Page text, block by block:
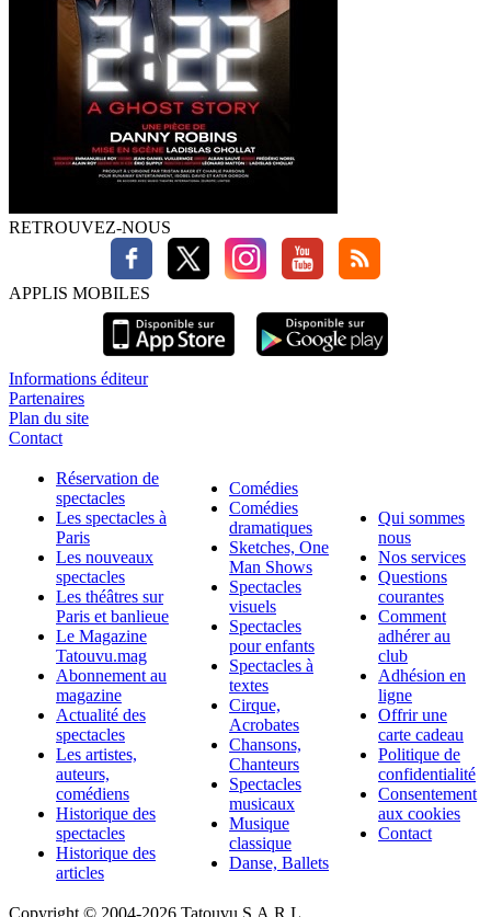
RETROUVEZ-NOUS
APPLIS MOBILES
Informations éditeur
Partenaires
Plan du site
Contact
Réservation de
spectacles
Les spectacles à
Paris
Les nouveaux
spectacles
Les théâtres sur
Paris et banlieue
Le Magazine
Tatouvu.mag
Abonnement au
magazine
Actualité des
spectacles
Les artistes,
auteurs,
comédiens
Historique des
spectacles
Historique des
articles
Comédies
Comédies
dramatiques
Sketches, One
Man Shows
Spectacles
visuels
Spectacles
pour enfants
Spectacles à
textes
Cirque,
Acrobates
Chansons,
Chanteurs
Spectacles
musicaux
Musique
classique
Danse, Ballets
Qui sommes
nous
Nos services
Questions
courantes
Comment
adhérer au
club
Adhésion en
ligne
Offrir une
carte cadeau
Politique de
confidentialité
Consentement
aux cookies
Contact